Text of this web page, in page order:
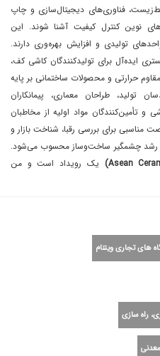
فناوری‌های دیجیتال‌سازی و چاپ
نوین کنترل کیفیت آشنا شوند. این
تولیدی و افزایش بهره‌وری دارند.
ایده‌آل برای تولیدکنندگان کاشی کف،
حرارتی و محصولات ساختمانی بر پایه
تولید، طراحان معماری، پیمانکاران
تأمین‌کنندگان مواد اولیه از مخاطبان
مناسبی برای بررسی رقبا، شناخت بازار و
رشد چشمگیر ساخت‌وساز محسوب می‌شود.
یک رویداد است و من
های تجاری ویتنام
راه سازی